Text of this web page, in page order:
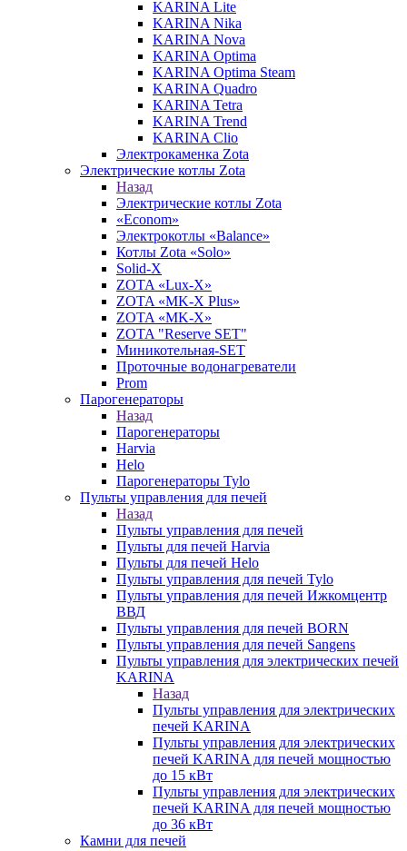
KARINA Lite
KARINA Nika
KARINA Nova
KARINA Optima
KARINA Optima Steam
KARINA Quadro
KARINA Tetra
KARINA Trend
KARINA Clio
Электрокаменка Zota
Электрические котлы Zota
Назад
Электрические котлы Zota
«Econom»
Электрокотлы «Balance»
Котлы Zota «Solo»
Solid-X
ZOTA «Lux-X»
ZOTA «MK-X Plus»
ZOTA «MK-X»
ZOTA "Reserve SET"
Миникотельная-SET
Проточные водонагреватели
Prom
Парогенераторы
Назад
Парогенераторы
Harvia
Helo
Парогенераторы Tylo
Пульты управления для печей
Назад
Пульты управления для печей
Пульты для печей Harvia
Пульты для печей Helo
Пульты управления для печей Tylo
Пульты управления для печей Ижкомцентр
ВВД
Пульты управления для печей BORN
Пульты управления для печей Sangens
Пульты управления для электрических печей
KARINA
Назад
Пульты управления для электрических
печей KARINA
Пульты управления для электрических
печей KARINA для печей мощностью
до 15 кВт
Пульты управления для электрических
печей KARINA для печей мощностью
до 36 кВт
Камни для печей